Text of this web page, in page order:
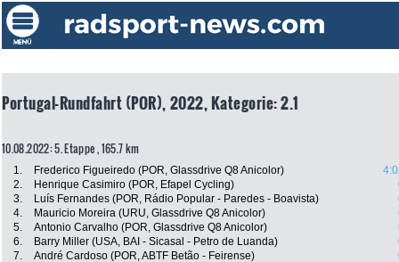
Portugal-Rundfahrt (POR), 2022, Kategorie: 2.1
10.08.2022: 5. Etappe , 165.7 km
1. Frederico Figueiredo (POR, Glassdrive Q8 Anicolor)
2.
Henrique Casimiro (POR, Efapel Cycling)
3.
Luís Fernandes (POR, Rádio Popular - Paredes - Boavista)
4.
Mauricio Moreira (URU, Glassdrive Q8 Anicolor)
5.
Antonio Carvalho (POR, Glassdrive Q8 Anicolor)
6.
Barry Miller (USA, BAI - Sicasal - Petro de Luanda)
7.
André Cardoso (POR, ABTF Betão - Feirense)